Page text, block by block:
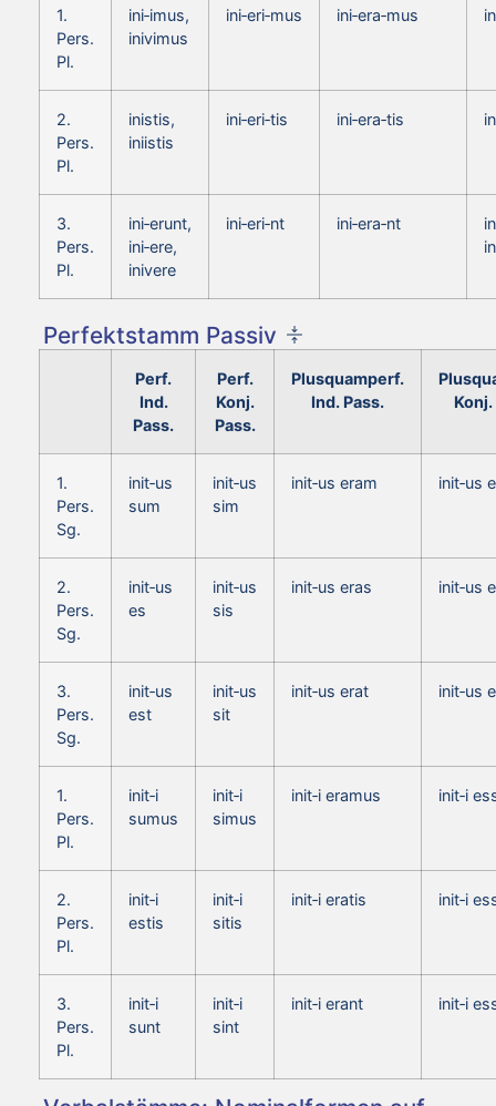
1.
Pers.
Pl.
ini‑imus,
inivimus
ini‑eri‑mus ini‑era‑mus
2.
Pers.
Pl.
inistis,
iniistis
ini‑eri‑tis ini‑era‑tis
3.
Pers.
Pl.
ini‑erunt,
ini‑ere,
inivere
ini‑eri‑nt ini‑era‑nt
Perfektstamm Passiv
Perf.
Ind.
Pass.
Perf.
Konj.
Pass.
Plusquamperf.
Ind. Pass.
Konj.
1.
Pers.
Sg.
init‑us
sum
init‑us
sim
init‑us eram init‑us
2.
Pers.
Sg.
init‑us
es
init‑us
sis
init‑us eras init‑us
3.
Pers.
Sg.
init‑us
est
init‑us
sit
init‑us erat init‑us
1.
Pers.
Pl.
init‑i
sumus
init‑i
simus
init‑i eramus init‑i
2.
Pers.
Pl.
init‑i
estis
init‑i
sitis
init‑i eratis init‑i
3.
Pers.
Pl.
init‑i
sunt
init‑i
sint
init‑i erant init‑i